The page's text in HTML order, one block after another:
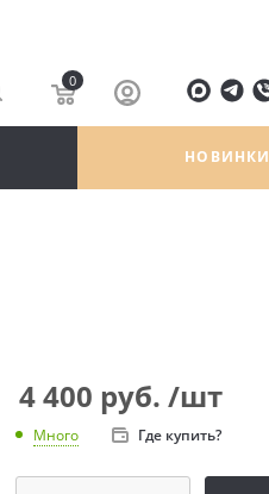
0
НОВИНКИ
4 400 руб. /шт
Много Где купить?